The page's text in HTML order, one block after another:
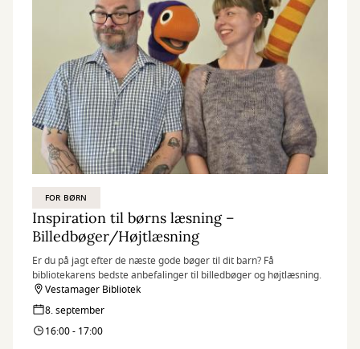
FOR BØRN
Inspiration til børns læsning –
Billedbøger/Højtlæsning
Er du på jagt efter de næste gode bøger til dit barn? Få
bibliotekarens bedste anbefalinger til billedbøger og højtlæsning.
Vestamager Bibliotek
8. september
16:00 - 17:00